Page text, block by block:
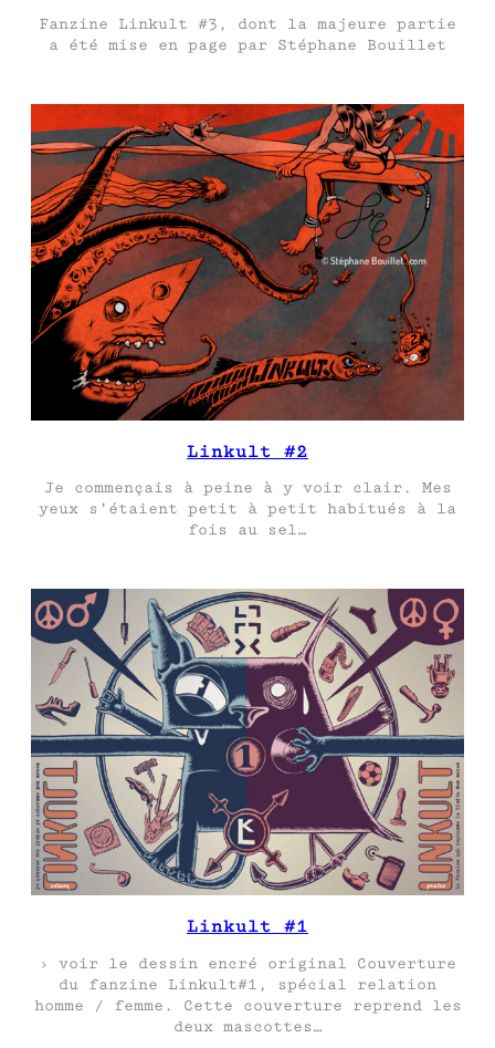
Fanzine Linkult #3, dont la majeure partie
a été mise en page par Stéphane Bouillet
Linkult #2
Je commençais à peine à y voir clair. Mes
yeux s’étaient petit à petit habitués à la
fois au sel…
Linkult #1
› voir le dessin encré original Couverture
du fanzine Linkult#1, spécial relation
homme / femme. Cette couverture reprend les
deux mascottes…